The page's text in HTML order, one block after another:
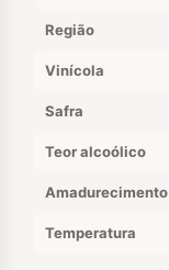
Região
Vinícola
Safra
Teor alcoólico
Amadurecimento
Temperatura